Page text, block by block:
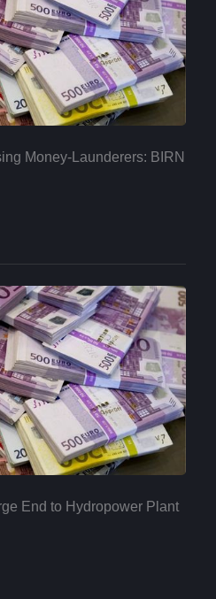
Money-Launderers: BIRN
End to Hydropower Plant